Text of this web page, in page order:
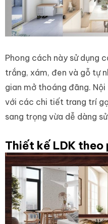
Phong cách này sử dụng
trắng, xám, đen và gỗ tự
gian mở thoáng đãng.
với các chi tiết trang trí
sang trọng vừa dễ dàng
Thiết kế LDK